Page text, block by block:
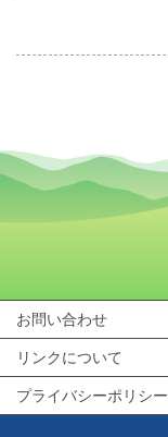
お問い合わせ
リンクについて
プライバシーポリシー